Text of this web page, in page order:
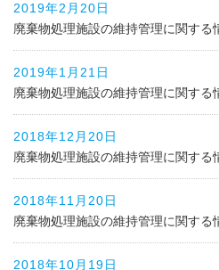
2019年2月20日
廃棄物処理施設の維持管理に関する
2019年1月21日
廃棄物処理施設の維持管理に関する
2018年12月20日
廃棄物処理施設の維持管理に関する
2018年11月20日
廃棄物処理施設の維持管理に関する
2018年10月19日